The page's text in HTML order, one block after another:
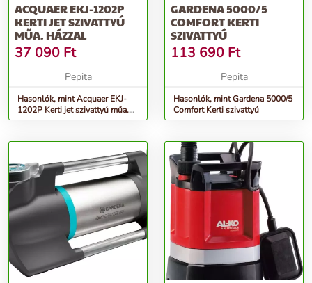
ACQUAER EKJ-1202P
KERTI JET SZIVATTYÚ
MŰA. HÁZZAL
37 090 Ft
Pepita
Hasonlók, mint Acquaer EKJ-
1202P Kerti jet szivattyú műa.
házzal
GARDENA 5000/5
COMFORT KERTI
SZIVATTYÚ
113 690 Ft
Pepita
Hasonlók, mint Gardena 5000/5
Comfort Kerti szivattyú